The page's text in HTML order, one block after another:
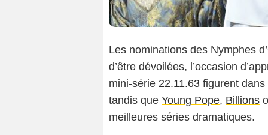
Les nominations des Nymphes
d’être dévoilées, l’occasion
mini-série 22.11.63 figurent
tandis que Young Pope, Billions
meilleures séries dramatiques.